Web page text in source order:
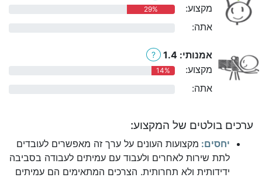
מקצוע: 29%
אתה:
אמנותי: 1.4 ?
מקצוע: 14%
אתה:
ערכים בולטים של המקצוע:
יחסים: מקצועות העונים על ערך זה מאפשרים לעובדים
לתת שירות לאחרים ולעבוד עם עמיתים לעבודה בסביבה
ידידותית ולא תחרותית. הצרכים המתאימים הם עמיתים